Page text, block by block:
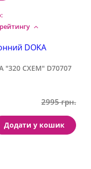
рейтингу
"320 СХЕМ" D70707
2995 грн.
Додати у кошик